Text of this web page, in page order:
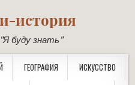
история
буду знать"
ГЕОГРАФИЯ ИСКУССТВО